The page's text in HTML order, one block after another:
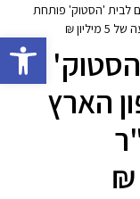
פתח
לבית 'הסטוק' פותחת
הארץ
מ"ר